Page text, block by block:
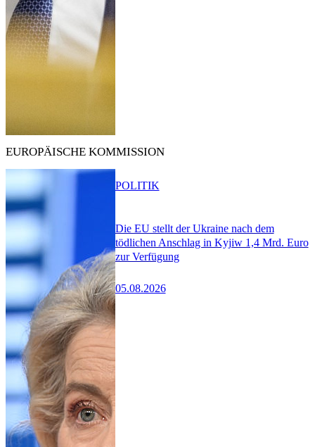
EUROPÄISCHE KOMMISSION
Die EU stellt der Ukraine nach dem
tödlichen Anschlag in Kyjiw 1,4 Mrd. Euro
zur Verfügung
05.08.2026
POLITIK